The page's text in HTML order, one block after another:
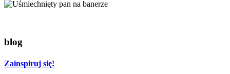
blog
Zainspiruj się!